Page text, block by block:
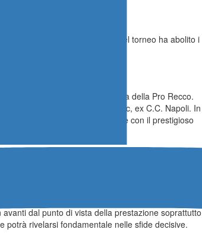
è la vittoria. La nuova formula del torneo ha abolito i
su tutti, Lukas Durik, centroboa della Pro Recco.
Muri Antichi, e Marek Tkac, ex C.C. Napoli. In
che in Italia ha vinto il tricolore con il prestigioso
della rosa
Matteo Iocchi Gratta, ai box per scontare l’ultima
degli ultimi Mondiali. Realistico pensare che il
sistematicamente i giocatori a propria disposizione
dal punto di vista della prestazione soprattutto
potrà rivelarsi fondamentale nelle sfide decisive.